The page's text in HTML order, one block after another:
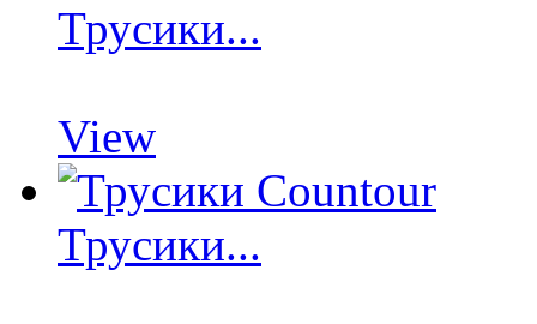
Трусики...
View
Трусики...